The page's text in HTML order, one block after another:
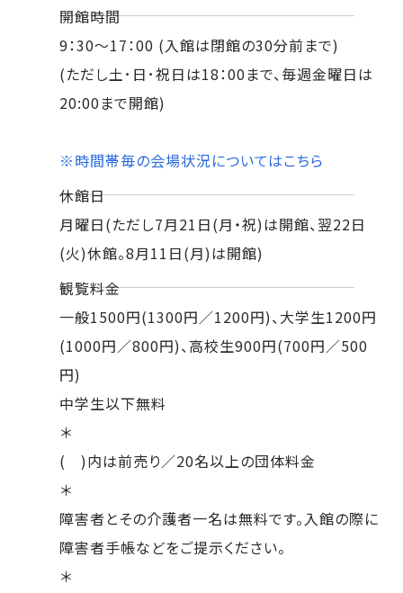
開館時間
9：30～17：00 (入館は閉館の30分前まで)
(ただし土･日･祝日は18：00まで、毎週金曜日は
20:00まで開館)
※時間帯毎の会場状況についてはこちら
休館日
月曜日(ただし7月21日(月・祝)は開館、翌22日
(火)休館。8月11日(月)は開館)
観覧料金
一般1500円(1300円／1200円)、大学生1200円
(1000円／800円)、高校生900円(700円／500
円)
中学生以下無料
＊
( )内は前売り／20名以上の団体料金
＊
障害者とその介護者一名は無料です。入館の際に
障害者手帳などをご提示ください。
＊